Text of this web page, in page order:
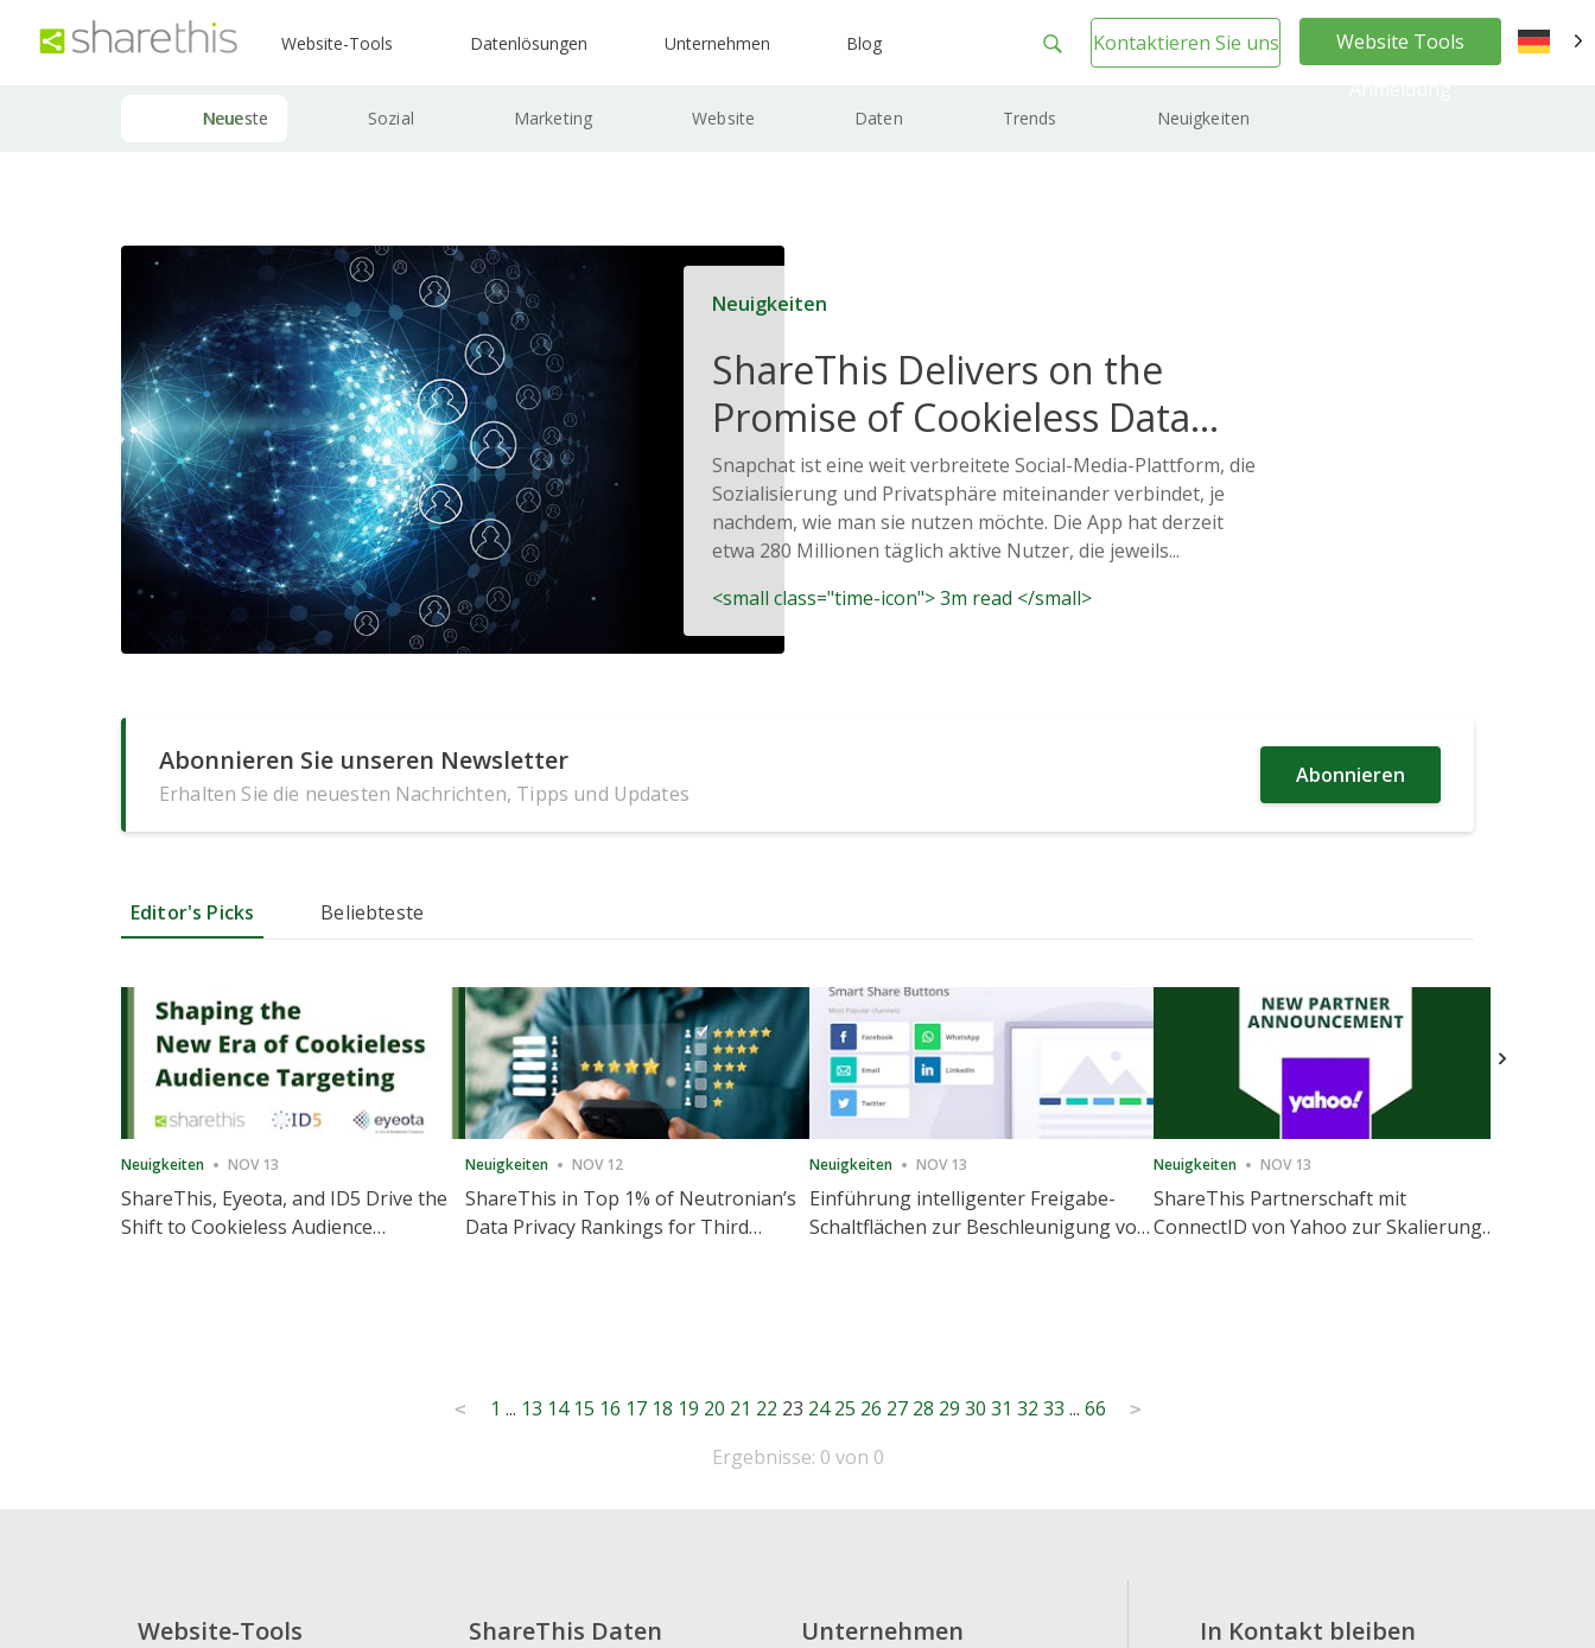
Website-Tools Datenlösungen Unternehmen Blog Kontaktieren Sie uns
Website Tools
Neueste Sozial Marketing Website Daten Trends Neuigkeiten
Neuigkeiten
ShareThis Delivers on the
Promise of Cookieless Data
Solutions
Snapchat ist eine weit verbreitete Social-Media-Plattform, die
Sozialisierung und Privatsphäre miteinander verbindet, je
nachdem, wie man sie nutzen möchte. Die App hat derzeit
etwa 280 Millionen täglich aktive Nutzer, die jeweils...
<small class="time-icon"> 3m read </small>
Abonnieren Sie unseren Newsletter
Erhalten Sie die neuesten Nachrichten, Tipps und Updates
Abonnieren
Editor's Picks Beliebteste
Neuigkeiten NOV 13
ShareThis, Eyeota, and ID5 Drive the
Shift to Cookieless Audience
Neuigkeiten NOV 12
ShareThis in Top 1% of Neutronian’s
Data Privacy Rankings for Third
Neuigkeiten NOV 13
Einführung intelligenter Freigabe-
Schaltflächen zur Beschleunigung von
Neuigkeiten NOV 13
ShareThis Partnerschaft mit
ConnectID von Yahoo zur Skalierung
< 1 ... 13 14 15 16 17 18 19 20 21 22 23 24 25 26 27 28 29 30 31 32 33 ... 66 >
Ergebnisse: 0 von 0
Website-Tools ShareThis Daten Unternehmen In Kontakt bleiben